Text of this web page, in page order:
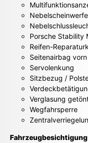
Porsche Stability
Reifen-
Seitenairbag vorn
Servolenkung
Sitzbezug /
Verglasung
Wegfahrsperre
Fahrzeugbesichtigung